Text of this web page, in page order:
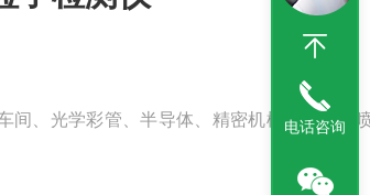
间、光学彩管、半导体、精密机械、塑胶、
电话咨询